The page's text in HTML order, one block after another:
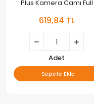
Plus Kamera Camı Full
619,84 TL
Adet
Sepete Ekle